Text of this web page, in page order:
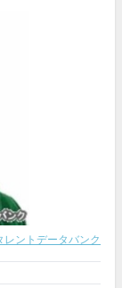
レントデータバンク